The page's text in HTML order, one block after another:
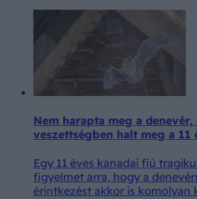
Nem harapta meg a denevér,
veszettségben halt meg a 11
Egy 11 éves kanadai fiú
figyelmet arra, hogy a
érintkezést akkor is komolyan